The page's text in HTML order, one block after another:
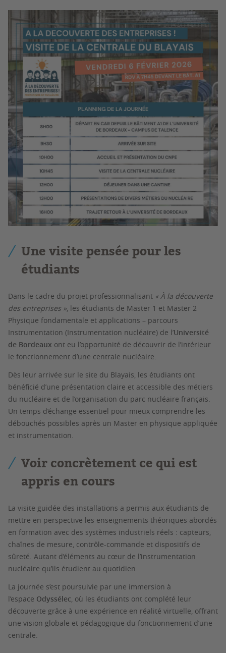
Une visite pensée pour les
étudiants
Dans le cadre du projet professionnalisant « À la découverte
des entreprises », les étudiants de Master 1 et Master 2
Physique fondamentale et applications – parcours
Instrumentation (Instrumentation nucléaire) de l’Université
de Bordeaux ont eu l’opportunité de découvrir de l’intérieur
le fonctionnement d’une centrale nucléaire.
Dès leur arrivée sur le site du Blayais, les étudiants ont
bénéficié d’une présentation claire et accessible des métiers
du nucléaire et de l’organisation du parc nucléaire français.
Un temps d’échange essentiel pour mieux comprendre les
débouchés possibles après un Master en physique appliquée
et instrumentation.
Voir concrètement ce qui est
appris en cours
La visite guidée des installations a permis aux étudiants de
mettre en perspective les enseignements théoriques abordés
en formation avec des systèmes industriels réels : capteurs,
chaînes de mesure, contrôle-commande et dispositifs de
sûreté. Autant d’éléments au cœur de l’instrumentation
nucléaire qu’ils étudient au quotidien.
La journée s’est poursuivie par une immersion à
l’espace Odyssélec, où les étudiants ont complété leur
découverte grâce à une expérience en réalité virtuelle, offrant
une vision globale et pédagogique du fonctionnement d’une
centrale.